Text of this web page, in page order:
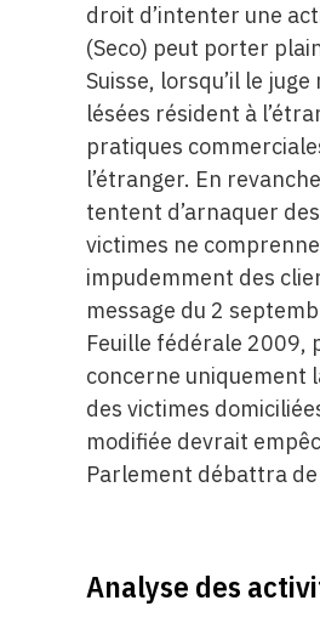
droit d’intenter une
(Seco) peut porter
Suisse, lorsqu’il le
lésées résident à
pratiques
l’étranger. En
tentent d’arnaquer
victimes ne
impudemment des
message du 2
Feuille fédérale 2009,
concerne uniquement
des victimes
modifiée devrait
Parlement débattra
Analyse des